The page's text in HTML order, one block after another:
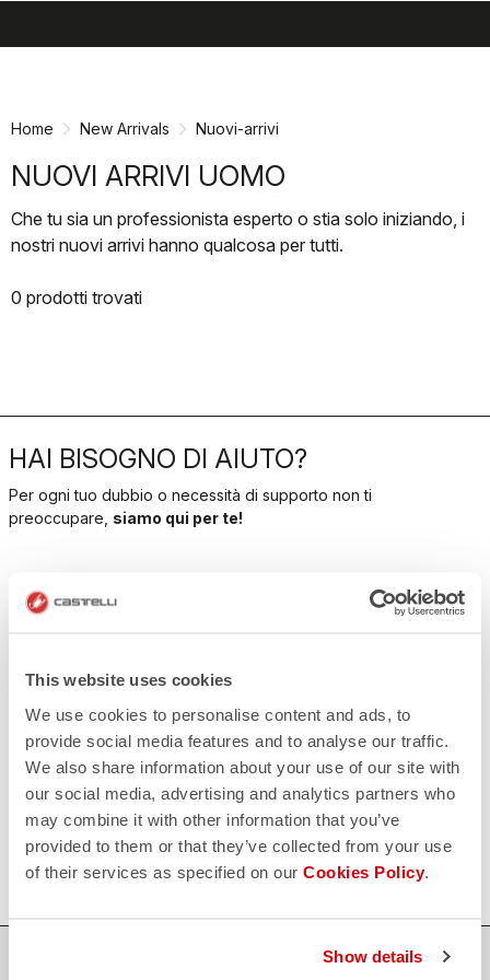
This website uses cookies
We use cookies to personalise content and ads, to
provide social media features and to analyse our traffic.
We also share information about your use of our site with
our social media, advertising and analytics partners who
may combine it with other information that you’ve
provided to them or that they’ve collected from your use
of their services as specified on our Cookies Policy.
Show details
Home New Arrivals Nuovi-arrivi
NUOVI ARRIVI UOMO
Che tu sia un professionista esperto o stia solo iniziando, i
nostri nuovi arrivi hanno qualcosa per tutti.
0 prodotti trovati
HAI BISOGNO DI AIUTO?
Per ogni tuo dubbio o necessità di supporto non ti
preoccupare, siamo qui per te!
CONTATTACI
Clicca qui
replay Reso dell'ordine garantito
entro 30 giorni dalla data di consegna
Scopri le modalità di reso
quiz
FAQ
Hai altre domande?
Nessun problema, abbiamo tutte le risposte!
Clicca qui
ACQUISTA IN SICUREZZA